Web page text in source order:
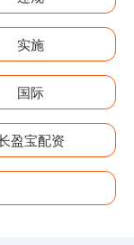
实施
国际
盈宝配资